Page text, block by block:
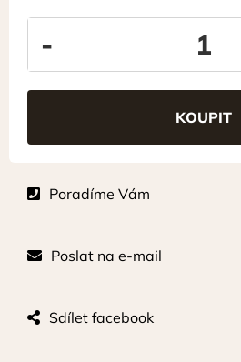
-
Poradíme Vám
Poslat na e-mail
Sdílet facebook